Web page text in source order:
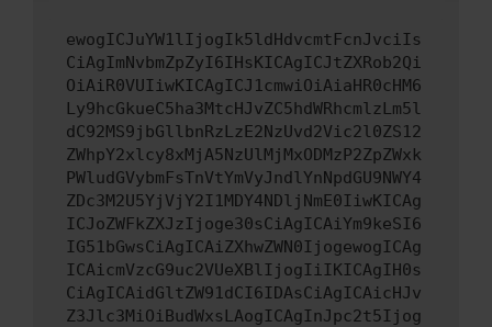
ewogICJuYW1lIjogIk5ldHdvcmtFcnJvciIs
CiAgImNvbmZpZyI6IHsKICAgICJtZXRob2Qi
OiAiR0VUIiwKICAgICJ1cmwiOiAiaHR0cHM6
Ly9hcGkueC5ha3MtcHJvZC5hdWRhcmlzLm5l
dC92MS9jbGllbnRzLzE2NzUvd2Vic2l0ZS12
ZWhpY2xlcy8xMjA5NzUlMjMxODMzP2ZpZWxk
PWludGVybmFsTnVtYmVyJndlYnNpdGU9NWY4
ZDc3M2U5YjVjY2I1MDY4NDljNmE0IiwKICAg
ICJoZWFkZXJzIjoge30sCiAgICAiYm9keSI6
IG51bGwsCiAgICAiZXhwZWN0IjogewogICAg
ICAicmVzcG9uc2VUeXBlIjogIiIKICAgIH0s
CiAgICAidGltZW91dCI6IDAsCiAgICAicHJv
Z3Jlc3MiOiBudWxsLAogICAgInJpc2t5Ijog